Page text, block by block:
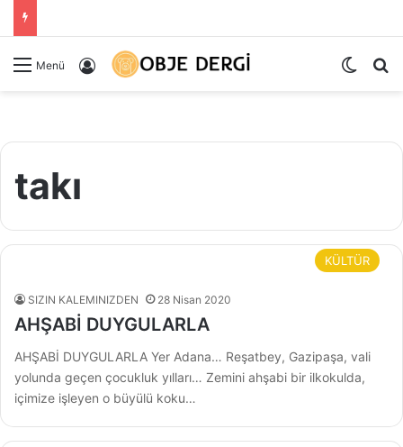
Menü Kayıt Ol Dış
takı
KÜLTÜR
SIZIN KALEMINIZDEN 28 Nisan 2020
AHŞABİ DUYGULARLA
AHŞABİ DUYGULARLA Yer Adana… Reşatbey, Gazipaşa, vali
yolunda geçen çocukluk yılları… Zemini ahşabi bir ilkokulda,
içimize işleyen o büyülü koku…